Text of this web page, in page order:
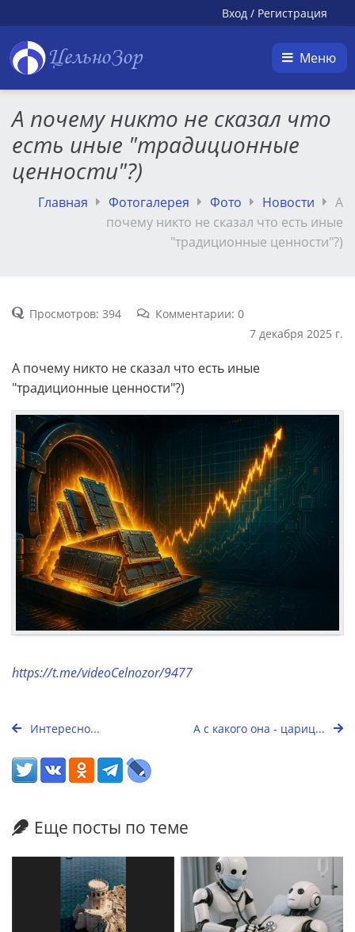
Вход / Регистрация
ЦельноЗор Меню
А почему никто не сказал что
есть иные "традиционные
ценности"?)
Главная Фотогалерея Фото Новости
А
почему никто не сказал что есть иные
"традиционные ценности"?)
Просмотров: 394
Комментарии: 0
7 декабря 2025 г.
А почему никто не сказал что есть иные
"традиционные ценности"?)
https://t.me/videoCelnozor/9477
Интересно... А с какого она - цариц...
Еще посты по теме